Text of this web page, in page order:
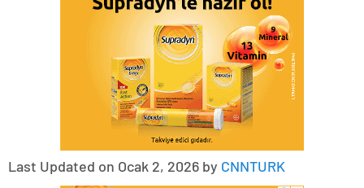
Last Updated on Ocak 2, 2026 by CNNTURK